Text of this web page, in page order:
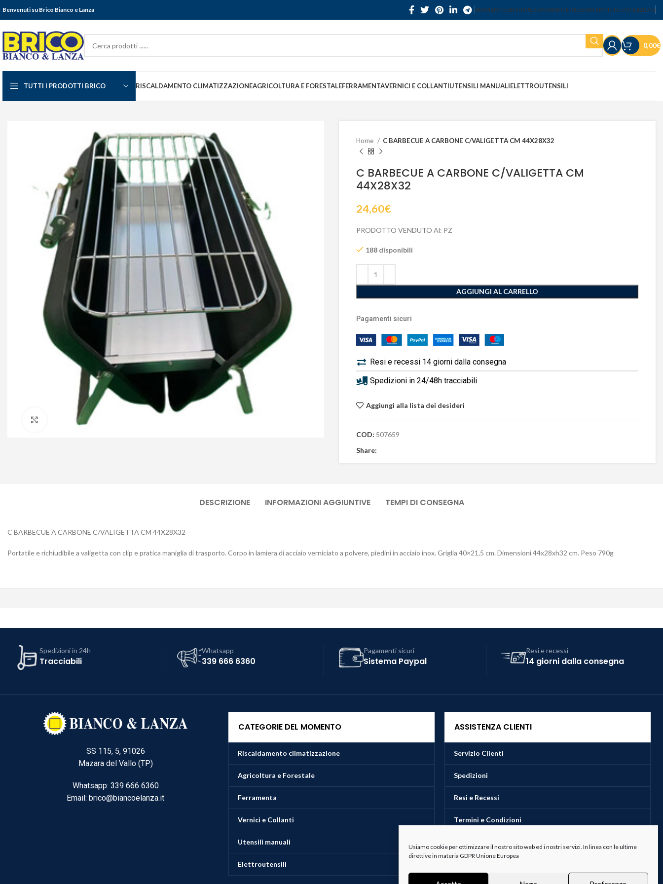
Usiamo cookie per ottimizzare il nostro sito web ed i nostri servizi. In linea con le ultime
direttive in materia GDPR Unione Europea
Benvenuti su Brico Bianco e Lanza SERVIZIO CLIENTISPEDIZIONIRESI E RECESSITERMINI E CONDIZIONI
0,00€
TUTTI I PRODOTTI BRICO RISCALDAMENTO CLIMATIZZAZIONEAGRICOLTURA E FORESTALEFERRAMENTAVERNICI E COLLANTIUTENSILI MANUALIELETTROUTENSILI
Click to enlarge
Home C BARBECUE A CARBONE C/VALIGETTA CM 44X28X32
C BARBECUE A CARBONE C/VALIGETTA CM
44X28X32
24,60€
PRODOTTO VENDUTO Al: PZ
188 disponibili
AGGIUNGI AL CARRELLO
Pagamenti sicuri
Resi e recessi 14 giorni dalla consegna
Spedizioni in 24/48h tracciabili
Aggiungi alla lista dei desideri
COD: 507659
Share:
DESCRIZIONE INFORMAZIONI AGGIUNTIVE TEMPI DI CONSEGNA
C BARBECUE A CARBONE C/VALIGETTA CM 44X28X32
Portatile e richiudibile a valigetta con clip e pratica maniglia di trasporto. Corpo in lamiera di acciaio verniciato a polvere, piedini in acciaio inox. Griglia 40×21,5 cm. Dimensioni 44x28xh32 cm. Peso 790g
Spedizioni in 24h
Tracciabili
Whatsapp
339 666 6360
Pagamenti sicuri
Sistema Paypal
Resi e recessi
14 giorni dalla consegna
SS 115, 5, 91026
Mazara del Vallo (TP)
Whatsapp: 339 666 6360
Email: brico@biancoelanza.it
CATEGORIE DEL MOMENTO
Riscaldamento climatizzazione
Agricoltura e Forestale
Ferramenta
Vernici e Collanti
Utensili manuali
Elettroutensili
ASSISTENZA CLIENTI
Servizio Clienti
Spedizioni
Resi e Recessi
Termini e Condizioni